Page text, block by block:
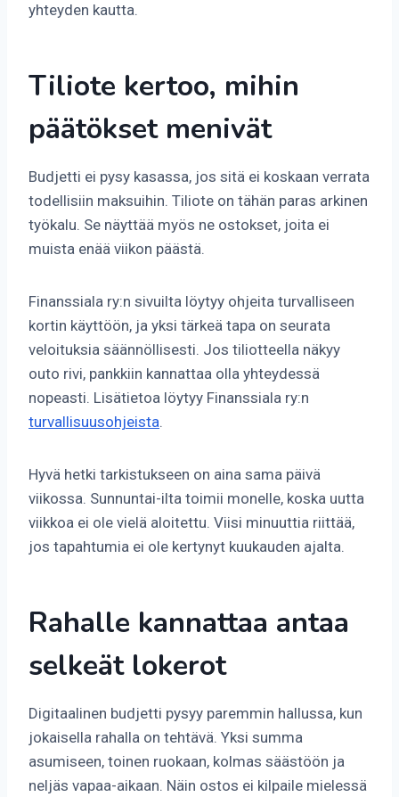
yhteyden kautta.
Tiliote kertoo, mihin
päätökset menivät
Budjetti ei pysy kasassa, jos sitä ei koskaan verrata
todellisiin maksuihin. Tiliote on tähän paras arkinen
työkalu. Se näyttää myös ne ostokset, joita ei
muista enää viikon päästä.
Finanssiala ry:n sivuilta löytyy ohjeita turvalliseen
kortin käyttöön, ja yksi tärkeä tapa on seurata
veloituksia säännöllisesti. Jos tiliotteella näkyy
outo rivi, pankkiin kannattaa olla yhteydessä
nopeasti. Lisätietoa löytyy Finanssiala ry:n
turvallisuusohjeista.
Hyvä hetki tarkistukseen on aina sama päivä
viikossa. Sunnuntai-ilta toimii monelle, koska uutta
viikkoa ei ole vielä aloitettu. Viisi minuuttia riittää,
jos tapahtumia ei ole kertynyt kuukauden ajalta.
Rahalle kannattaa antaa
selkeät lokerot
Digitaalinen budjetti pysyy paremmin hallussa, kun
jokaisella rahalla on tehtävä. Yksi summa
asumiseen, toinen ruokaan, kolmas säästöön ja
neljäs vapaa-aikaan. Näin ostos ei kilpaile mielessä